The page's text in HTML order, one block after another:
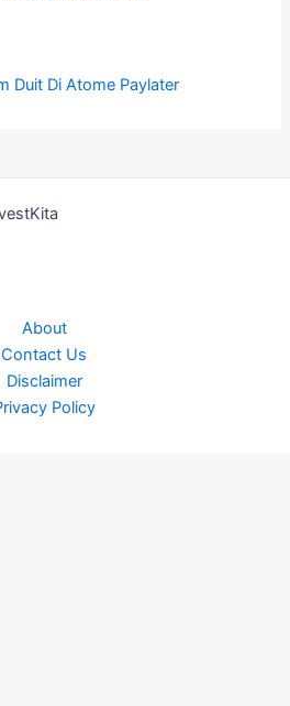
Duit Di Atome Paylater
About
Contact Us
Disclaimer
Policy